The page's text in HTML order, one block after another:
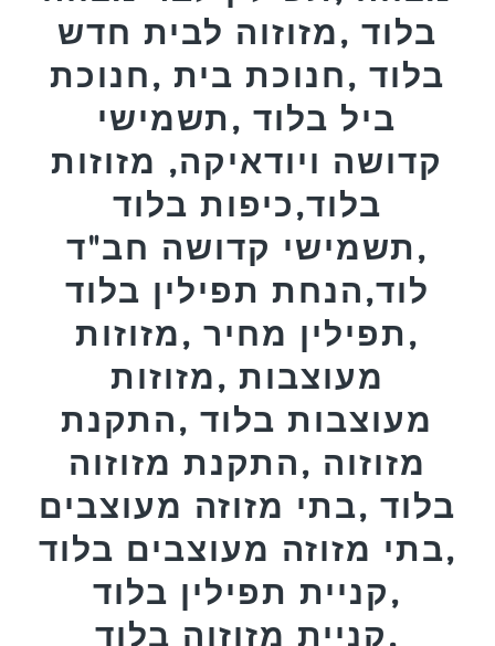
בלוד ,מזוזוה לבית חדש
בלוד ,חנוכת בית ,חנוכת
ביל בלוד ,תשמישי
קדושה ויודאיקה, מזוזות
בלוד,כיפות בלוד
,תשמישי קדושה חב"ד
לוד,הנחת תפילין בלוד
,תפילין מחיר ,מזוזות
מעוצבות ,מזוזות
מעוצבות בלוד ,התקנת
מזוזוה ,התקנת מזוזוה
בלוד ,בתי מזוזה מעוצבים
,בתי מזוזה מעוצבים בלוד
,קניית תפילין בלוד
,קניית מזוזוה בלוד